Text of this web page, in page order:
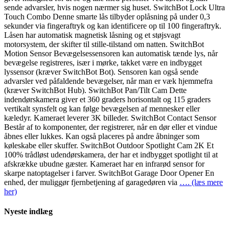
sende advarsler, hvis nogen nærmer sig huset. SwitchBot Lock Ultra
Touch Combo Denne smarte lås tilbyder oplåsning på under 0,3
sekunder via fingeraftryk og kan identificere op til 100 fingeraftryk.
Låsen har automatisk magnetisk låsning og et støjsvagt
motorsystem, der skifter til stille-tilstand om natten. SwitchBot
Motion Sensor Bevægelsessensoren kan automatisk tænde lys, når
bevægelse registreres, især i mørke, takket være en indbygget
lyssensor (kræver SwitchBot Bot). Sensoren kan også sende
advarsler ved påfaldende bevægelser, når man er væk hjemmefra
(kræver SwitchBot Hub). SwitchBot Pan/Tilt Cam Dette
indendørskamera giver et 360 graders horisontalt og 115 graders
vertikalt synsfelt og kan følge bevægelsen af mennesker eller
kæledyr. Kameraet leverer 3K billeder. SwitchBot Contact Sensor
Består af to komponenter, der registrerer, når en dør eller et vindue
åbnes eller lukkes. Kan også placeres på andre åbninger som
køleskabe eller skuffer. SwitchBot Outdoor Spotlight Cam 2K Et
100% trådløst udendørskamera, der har et indbygget spotlight til at
afskrække ubudne gæster. Kameraet har en infrarød sensor for
skarpe natoptagelser i farver. SwitchBot Garage Door Opener En
enhed, der muliggør fjernbetjening af garagedøren via …. (læs mere
her)
Nyeste indlæg